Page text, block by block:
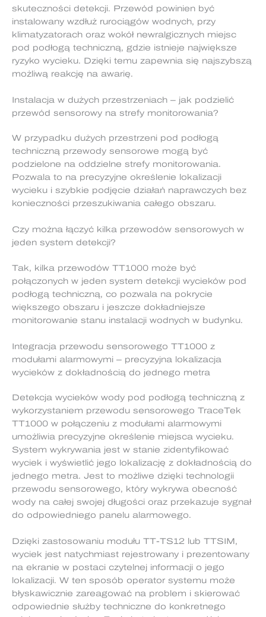
skuteczności detekcji. Przewód powinien być
instalowany wzdłuż rurociągów wodnych, przy
klimatyzatorach oraz wokół newralgicznych miejsc
pod podłogą techniczną, gdzie istnieje największe
ryzyko wycieku. Dzięki temu zapewnia się najszybszą
możliwą reakcję na awarię.
Instalacja w dużych przestrzeniach – jak podzielić
przewód sensorowy na strefy monitorowania?
W przypadku dużych przestrzeni pod podłogą
techniczną przewody sensorowe mogą być
podzielone na oddzielne strefy monitorowania.
Pozwala to na precyzyjne określenie lokalizacji
wycieku i szybkie podjęcie działań naprawczych bez
konieczności przeszukiwania całego obszaru.
Czy można łączyć kilka przewodów sensorowych w
jeden system detekcji?
Tak, kilka przewodów TT1000 może być
połączonych w jeden system detekcji wycieków pod
podłogą techniczną, co pozwala na pokrycie
większego obszaru i jeszcze dokładniejsze
monitorowanie stanu instalacji wodnych w budynku.
Integracja przewodu sensorowego TT1000 z
modułami alarmowymi – precyzyjna lokalizacja
wycieków z dokładnością do jednego metra
Detekcja wycieków wody pod podłogą techniczną z
wykorzystaniem przewodu sensorowego TraceTek
TT1000 w połączeniu z modułami alarmowymi
umożliwia precyzyjne określenie miejsca wycieku.
System wykrywania jest w stanie zidentyfikować
wyciek i wyświetlić jego lokalizację z dokładnością do
jednego metra. Jest to możliwe dzięki technologii
przewodu sensorowego, który wykrywa obecność
wody na całej swojej długości oraz przekazuje sygnał
do odpowiedniego panelu alarmowego.
Dzięki zastosowaniu modułu TT-TS12 lub TTSIM,
wyciek jest natychmiast rejestrowany i prezentowany
na ekranie w postaci czytelnej informacji o jego
lokalizacji. W ten sposób operator systemu może
błyskawicznie zareagować na problem i skierować
odpowiednie służby techniczne do konkretnego